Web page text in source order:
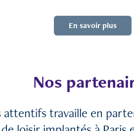
En savoir plus
Nos
attentifs travaille en